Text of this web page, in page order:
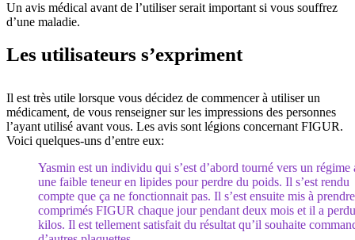
Un avis médical avant de l’utiliser serait important si vous souffrez
d’une maladie.
Les utilisateurs s’expriment
Il est très utile lorsque vous décidez de commencer à utiliser un
médicament, de vous renseigner sur les impressions des personnes
l’ayant utilisé avant vous. Les avis sont légions concernant FIGUR.
Voici quelques-uns d’entre eux:
Yasmin est un individu qui s’est d’abord tourné vers un régime
une faible teneur en lipides pour perdre du poids. Il s’est rendu
compte que ça ne fonctionnait pas. Il s’est ensuite mis à
comprimés FIGUR chaque jour pendant deux mois et il a
kilos. Il est tellement satisfait du résultat qu’il souhaite